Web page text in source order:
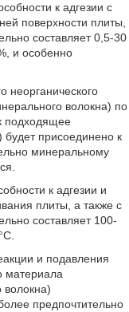
к адгезии с
поверхности плиты,
составляет 0,5-30
и особенно
неорганического
волокна) по
подходящее
будет присоединено к
минеральному
к адгезии и
плиты, а также с
составляет 100-
и подавления
материала
волокна)
предпочтительно